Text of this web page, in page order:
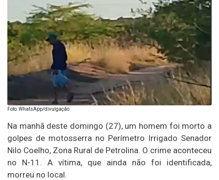
Foto: WhatsApp/divulgação
Na manhã deste domingo (27), um homem foi morto a
golpes de motosserra no Perímetro Irrigado Senador
Nilo Coelho, Zona Rural de Petrolina. O crime aconteceu
no N-11. A vítima, que ainda não foi identificada,
morreu no local.